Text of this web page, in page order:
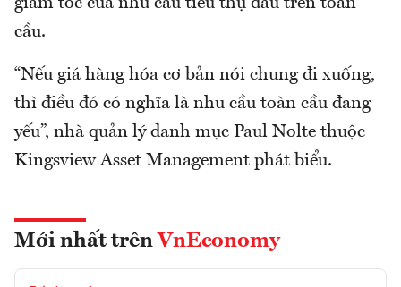
cầu.
“Nếu giá hàng hóa cơ bản nói chung đi xuống,
thì điều đó có nghĩa là nhu cầu toàn cầu đang
yếu”, nhà quản lý danh mục Paul Nolte thuộc
Kingsview Asset Management phát biểu.
Mới nhất trên VnEconomy